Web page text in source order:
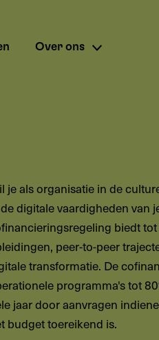
Over ons
je als organisatie in de
digitale vaardigheden van
biedt
peer-to-peer
transformatie. De
programma's tot
jaar door aanvragen
budget toereikend is.